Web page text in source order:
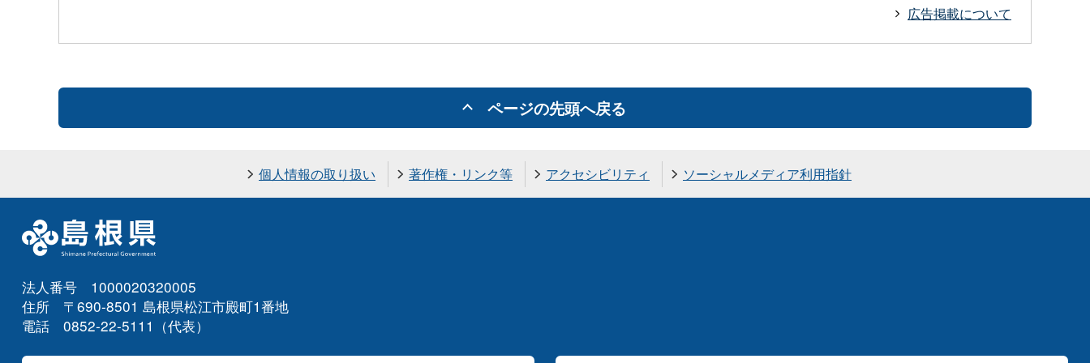
広告掲載について
ページの先頭へ戻る
個人情報の取り扱い 著作権・リンク等 アクセシビリティ ソーシャルメディア利用指針
法人番号 1000020320005
住所 〒690-8501 島根県松江市殿町1番地
電話 0852-22-5111（代表）